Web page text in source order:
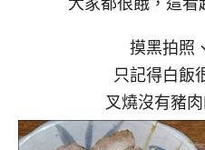
摸黑拍照
只記得白飯
叉燒沒有豬